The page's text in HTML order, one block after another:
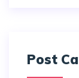
Post